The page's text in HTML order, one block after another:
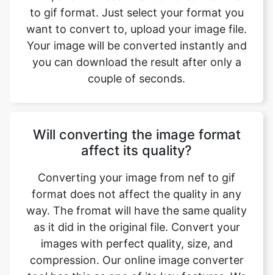
you can download the result after only a
couple of seconds.
Will converting the image format
format does not affect the quality in any
way. The fromat will have the same quality
as it did in the original file. Convert your
images with perfect quality, size, and
compression. Our online image converter
tool has this as one of its key features. We
make sure converted image have the
highest quality. Anyone with a phone,